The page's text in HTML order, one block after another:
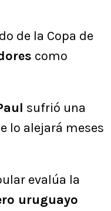
de la Copa de
como
sufrió una
lo alejará meses
evalúa la
uruguayo